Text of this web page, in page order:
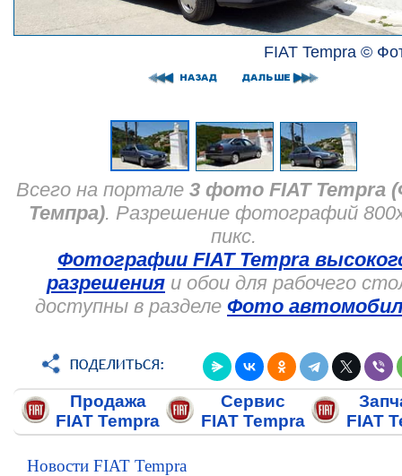
FIAT Tempra ©
Всего на портале 3 фото FIAT Tempra
Темпра). Разрешение фотографий
пикс.
Фотографии FIAT Tempra
разрешения и обои для рабочего
доступны в разделе Фото
Продажа
FIAT Tempra
Сервис
FIAT Tempra
FIAT
Новости FIAT Tempra